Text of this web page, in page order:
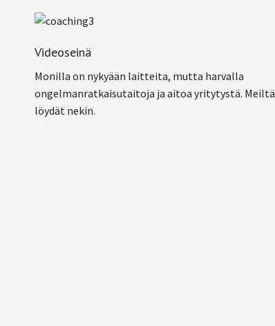
Videoseinä
Monilla on nykyään laitteita, mutta harvalla
ongelmanratkaisutaitoja ja aitoa yritytystä. Meiltä
löydät nekin.